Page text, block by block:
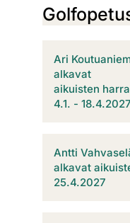
Ari
alkavat
​​​​​​​aikuisten
​​​​​​​4.1. - 18.4.2027
Antti
alkavat
25.4.2027